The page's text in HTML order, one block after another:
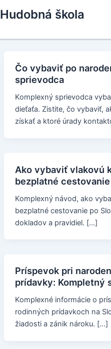
to
Hudobná škola
Čo vybaviť po
sprievodca
Komplexný sprievodca
dieťaťa. Zistite, čo vybaviť,
získať a ktoré úrady
Ako vybaviť vlakovú
bezplatné cestovanie
Komplexný návod, ako
bezplatné cestovanie po
dokladov a pravidiel. […]
Príspevok pri
prídavky: Kompletný
Komplexné informácie o
rodinných prídavkoch na
žiadosti a zánik nároku. […]